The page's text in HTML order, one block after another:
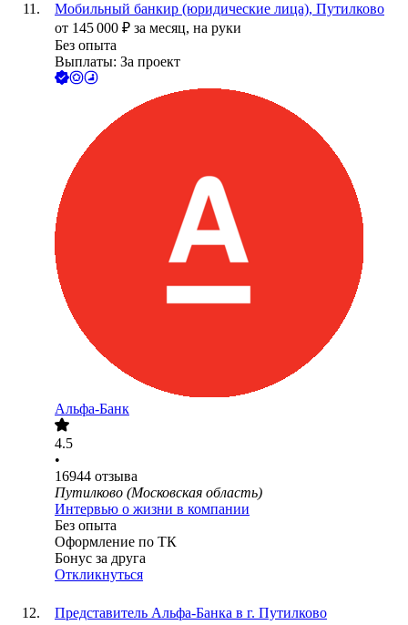
Мобильный банкир (юридические лица), Путилково
от 145 000 ₽ за месяц, на руки
Без опыта
Выплаты: За проект
Альфа-Банк
4.5
•
16944 отзыва
Путилково (Московская область)
Интервью о жизни в компании
Без опыта
Оформление по ТК
Бонус за друга
Откликнуться
Представитель Альфа-Банка в г. Путилково